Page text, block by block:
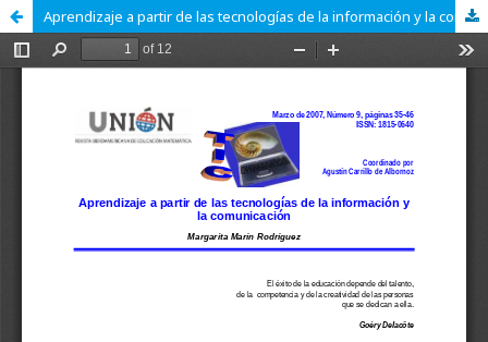
Aprendizaje a partir de las tecnologías de la información y la comunicación